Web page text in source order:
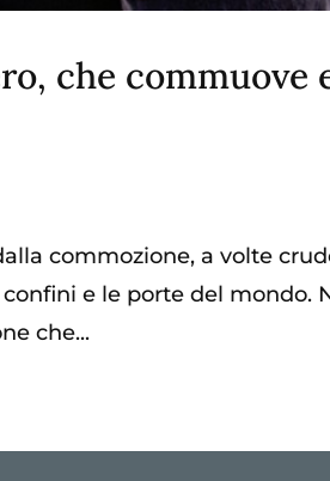
che commuove
commozione, a volte
e le porte del mondo.
che...